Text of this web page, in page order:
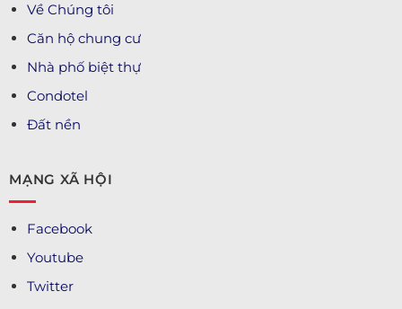
Về Chúng tôi
Căn hộ chung cư
Nhà phố biệt thự
Condotel
Đất nền
MẠNG XÃ HỘI
Facebook
Youtube
Twitter